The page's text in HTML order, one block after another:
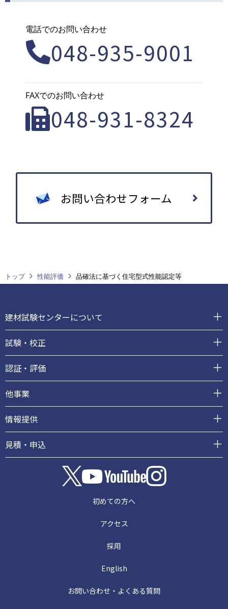
電話でのお問い合わせ
048-935-9001
FAXでのお問い合わせ
048-931-8324
お問い合わせフォーム
トップ 性能評価 品確法に基づく住宅型式性能認定等
ッ
タ
ー
建材試験センターについて
試験・校正
認証・評価
他事業
情報提供
見積・申込
初めての方へ
アクセス
採用
English
お問い合わせ・よくある質問